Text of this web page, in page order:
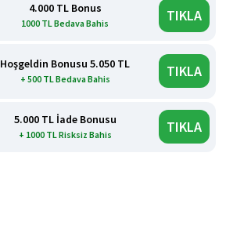
4.000 TL Bonus
1000 TL Bedava Bahis TIKLA
Hoşgeldin Bonusu 5.050 TL
+ 500 TL Bedava Bahis TIKLA
5.000 TL İade Bonusu
+ 1000 TL Risksiz Bahis TIKLA